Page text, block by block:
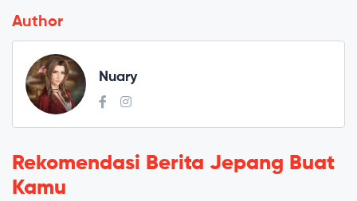
Author
Nuary
Rekomendasi Berita Jepang Buat
Kamu